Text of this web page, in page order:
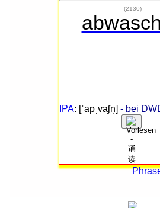
(2130)
IPA: [ˈapˌvaʃn̩] - bei